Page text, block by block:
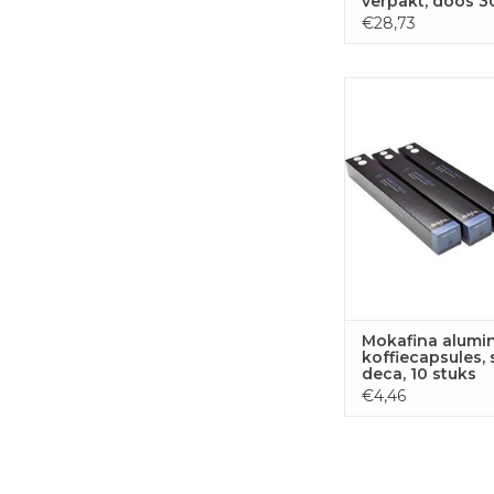
stuks
€28,73
TOEVOEGEN
Mokafina
koffiecapsules,
deca, 10 stuks
€4,46